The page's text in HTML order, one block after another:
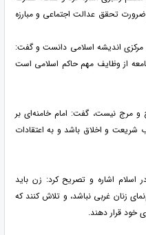
تحقق عدالت اجتماعی و مبارزه
اندیشه اسلامی دانست و گفت:
از وظایف مهم حاکم اسلامی است
و مرج نیست، گفت: امام خامنه‌ای بر
شریعت و اخلاق باشد و به اعتقادات
اشاره و تصریح کرد: زن باید
زنان غربی نباشد، و تلاش کنند که
قرار دهند.